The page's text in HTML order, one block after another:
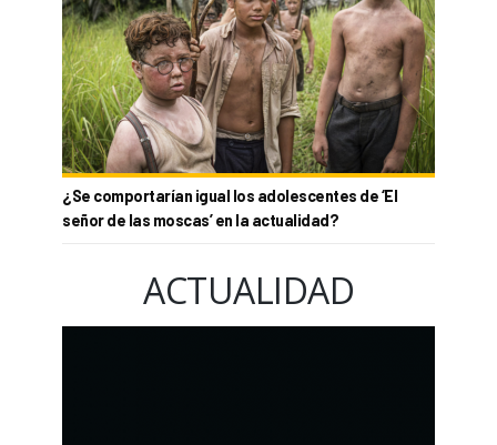
¿Se comportarían igual los adolescentes de ‘El
señor de las moscas’ en la actualidad?
ACTUALIDAD